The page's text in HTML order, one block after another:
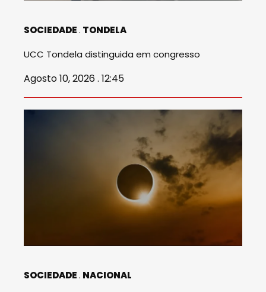
SOCIEDADE TONDELA
UCC Tondela distinguida em congresso
Agosto 10, 2026 . 12:45
SOCIEDADE NACIONAL